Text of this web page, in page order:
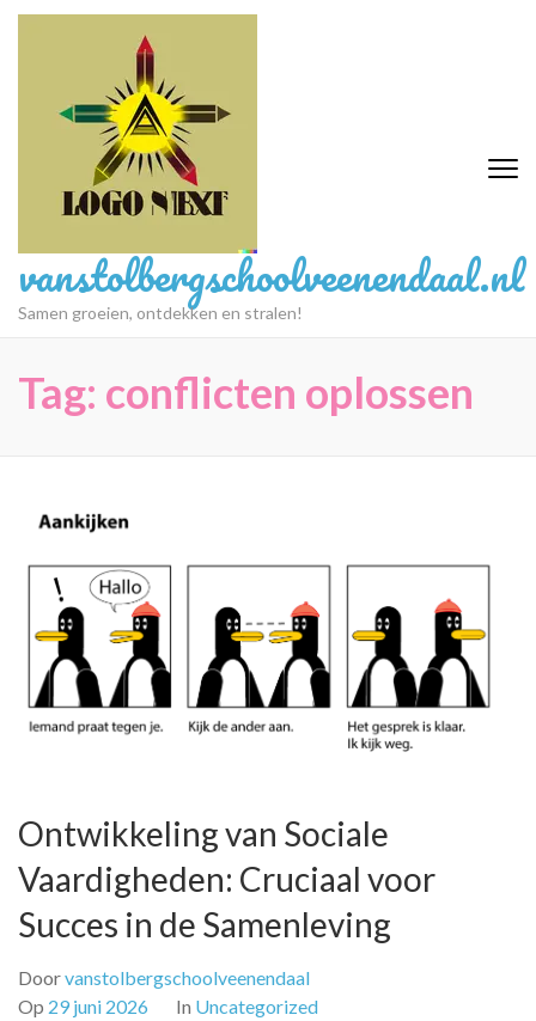
Ga
vanstolbergschoolveenendaal.nl
Samen groeien, ontdekken en stralen!
Tag: conflicten oplossen
Ontwikkeling van Sociale
Vaardigheden: Cruciaal voor
Succes in de Samenleving
Doorvanstolbergschoolveenendaal
Op 29 juni 2026 In Uncategorized